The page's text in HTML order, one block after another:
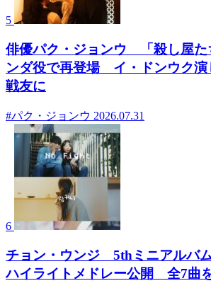
5
俳優パク・ジョンウ 「殺し屋た
ンダ役で再登場 イ・ドンウク演
戦友に
#パク・ジョンウ 2026.07.31
6
チョン・ウンジ 5thミニアルバム
ハイライトメドレー公開 全7曲